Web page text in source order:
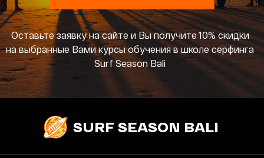
Оставьте заявку на сайте и Вы получите 10% скидки
на выбранные Вами курсы обучения в школе серфинга
Surf Season Bali
SURF SEASON BALI